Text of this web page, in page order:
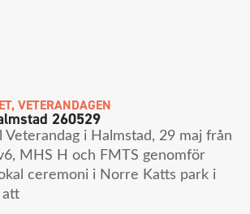
, VETERANDAGEN
260529
Veterandag i Halmstad, 29 maj från
MHS H och FMTS genomför
ceremoni i Norre Katts park i
att